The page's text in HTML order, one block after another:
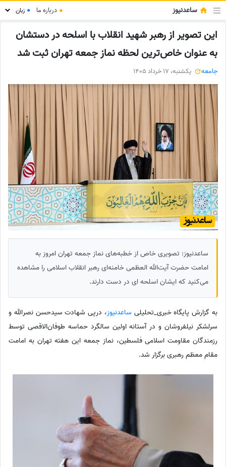
ساعدنیوز ● درباره ما ●
این تصویر از رهبر شهید انقلاب با اسلحه در دستشان
به عنوان خاص‌ترین لحظه نماز جمعه تهران ثبت شد
جامعه یکشنبه، 17 خرداد 1405
ساعدنیوز: تصویری خاص از خطبه‌های نماز جمعه تهران امروز به
امامت حضرت آیت‌الله العظمی خامنه‌ای رهبر انقلاب اسلامی را مشاهده
می‌کنید که ایشان اسلحه ای در دست دارند.
به گزارش پایگاه خبری_تحلیلی ساعدنیوز، درپی شهادت سیدحسن نصرالله و
سرلشکر نیلفروشان و در آستانه اولین سالگرد حماسه طوفان‌الاقصی توسط
رزمندگان مقاومت اسلامی فلسطین، نماز جمعه این هفته تهران به امامت
مقام معظم رهبری برگزار شد.